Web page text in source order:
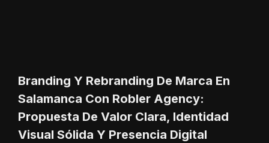
Branding Y Rebranding De Marca En
Salamanca Con Robler Agency:
Propuesta De Valor Clara, Identidad
Visual Sólida Y Presencia Digital